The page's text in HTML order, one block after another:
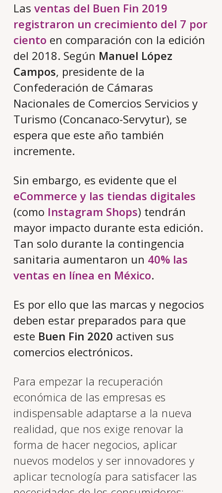
Las ventas del Buen Fin 2019
registraron un crecimiento del 7 por
ciento en comparación con la edición
del 2018. Según Manuel López
Campos, presidente de la
Confederación de Cámaras
Nacionales de Comercios Servicios y
Turismo (Concanaco-Servytur), se
espera que este año también
incremente.
Sin embargo, es evidente que el
eCommerce y las tiendas digitales
(como Instagram Shops) tendrán
mayor impacto durante esta edición.
Tan solo durante la contingencia
sanitaria aumentaron un 40% las
ventas en línea en México.
Es por ello que las marcas y negocios
deben estar preparados para que
este Buen Fin 2020 activen sus
comercios electrónicos.
Para empezar la recuperación
económica de las empresas es
indispensable adaptarse a la nueva
realidad, que nos exige renovar la
forma de hacer negocios, aplicar
nuevos modelos y ser innovadores y
aplicar tecnología para satisfacer las